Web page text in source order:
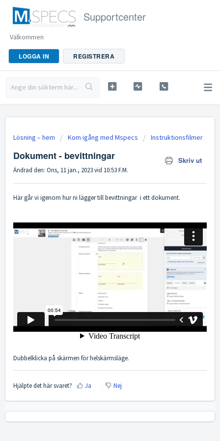
Supportcenter
Välkommen
LOGGA IN REGISTRERA
Lösning – hem Kom igång med Mspecs Instruktionsfilmer
Dokument - bevittningar Skriv ut
Ändrad den: Ons, 11 jan., 2023 vid 10:53 F.M.
Här går vi igenom hur ni lägger till bevittningar i ett dokument.
Dubbelklicka på skärmen för helskärmsläge.
Hjälpte det här svaret? Ja Nej